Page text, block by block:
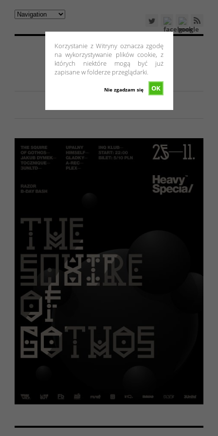
Korzystanie z Witryny oznacza zgodę
na wykorzystywanie plików cookie, z
których niektóre mogą być już
zapisane w folderze przeglądarki.
OK
Nie zgadzam się